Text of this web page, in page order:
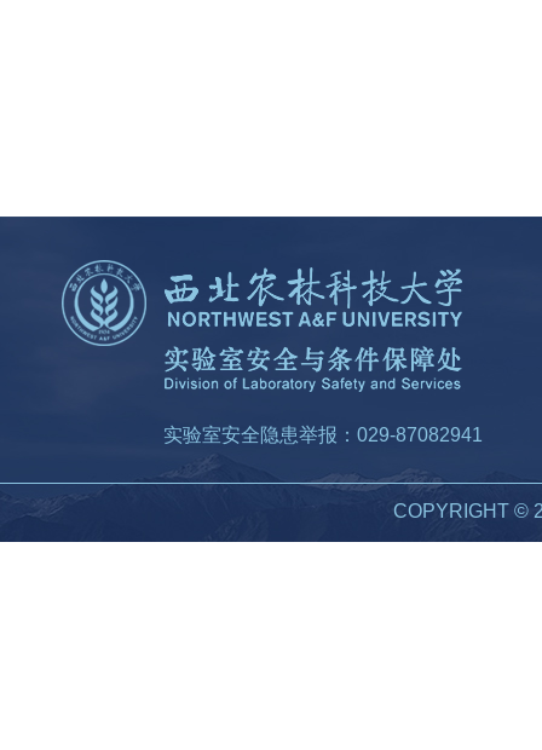
实验室安全隐患举报：029-87082941
COPYRIGHT ©